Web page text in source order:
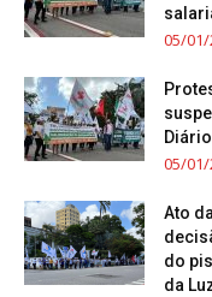
05/01/
05/01/
Ato
do
da